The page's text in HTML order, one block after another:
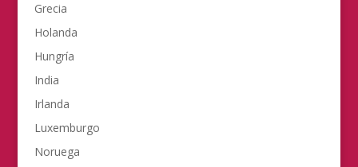
Grecia
Holanda
Hungría
India
Irlanda
Luxemburgo
Noruega